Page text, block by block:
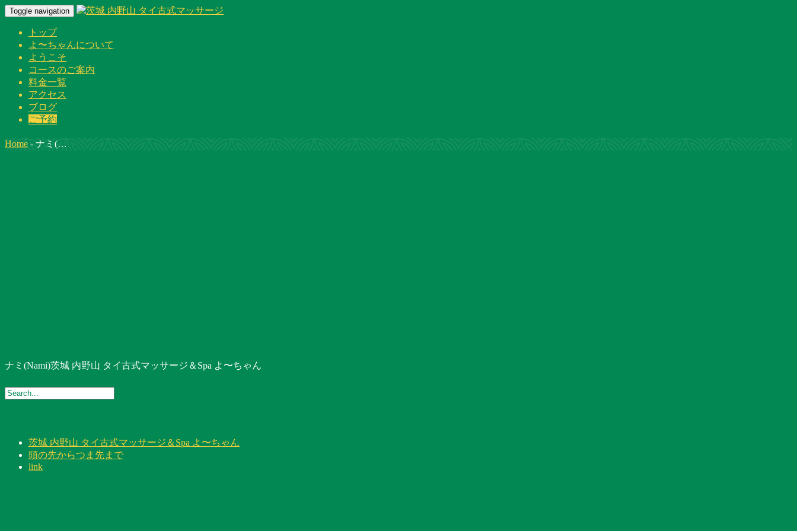
Toggle navigation
トップ
よ〜ちゃんについて
ようこそ
コースのご案内
料金一覧
アクセス
ブログ
ご予約
Home - ナミ(…
ナミ(Nami)茨城 内野山 タイ古式マッサージ＆Spa よ〜ちゃん
茨城 内野山 タイ古式マッサージ＆Spa よ〜ちゃん
頭の先からつま先まで
link